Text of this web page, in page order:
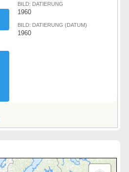
BILD: DATIERUNG
1960
BILD: DATIERUNG (DATUM)
1960